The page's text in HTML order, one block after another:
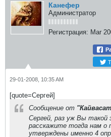
Канефер
Администратор
Регистрация: Mar
29-01-2008, 10:35 AM
[quote=Сергей]
Сообщение от
Cергей, раз уж Вы такой
расскажите тогда нам о
утверждены именно 4